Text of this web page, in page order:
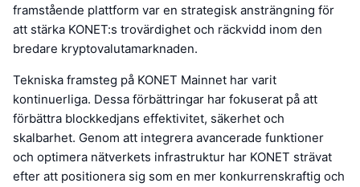
framstående plattform var en strategisk ansträngning för
att stärka KONET:s trovärdighet och räckvidd inom den
bredare kryptovalutamarknaden.
Tekniska framsteg på KONET Mainnet har varit
kontinuerliga. Dessa förbättringar har fokuserat på att
förbättra blockkedjans effektivitet, säkerhet och
skalbarhet. Genom att integrera avancerade funktioner
och optimera nätverkets infrastruktur har KONET strävat
efter att positionera sig som en mer konkurrenskraftig och